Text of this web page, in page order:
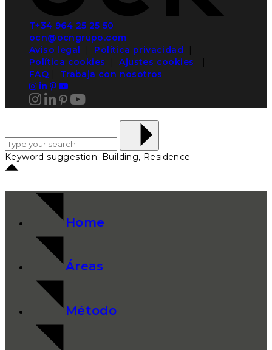
T+34 964 25 25 50
ocn@ocngrupo.com
Aviso legal
Política privacidad
Política cookies |Ajustes cookies
FAQ
Trabaja con nosotros
Keyword suggestion: Building, Residence
Home
Áreas
Método